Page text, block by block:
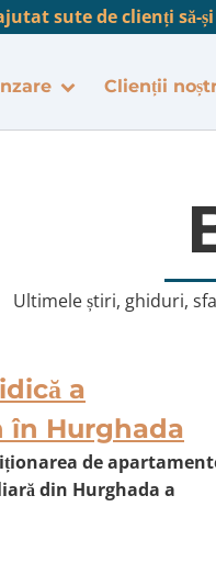
sute de clienți să-
Clienții
Ultimele știri, ghiduri,
a
în Hurghada
de
din Hurghada a